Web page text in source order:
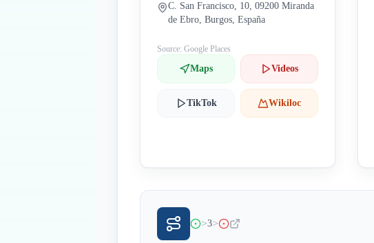
C. San Francisco, 10, 09200 Miranda
de Ebro, Burgos, España
Source: Google Places
Maps Videos
TikTok Wikiloc
>3>